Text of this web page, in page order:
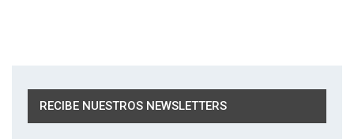
RECIBE NUESTROS NEWSLETTERS